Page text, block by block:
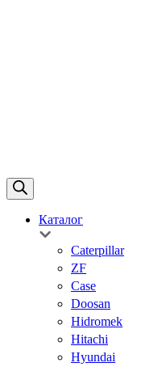
Каталог
Caterpillar
ZF
Case
Doosan
Hidromek
Hitachi
Hyundai